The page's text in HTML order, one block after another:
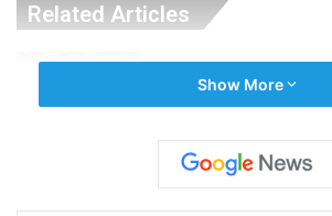
Related Articles
Trên Thế Giới: Bước Đột
Nghệ Xây Dựng
18 hours ago
Show More